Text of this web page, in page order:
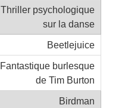
Thriller psychologique
sur la danse
Beetlejuice
Fantastique burlesque
de Tim Burton
Birdman